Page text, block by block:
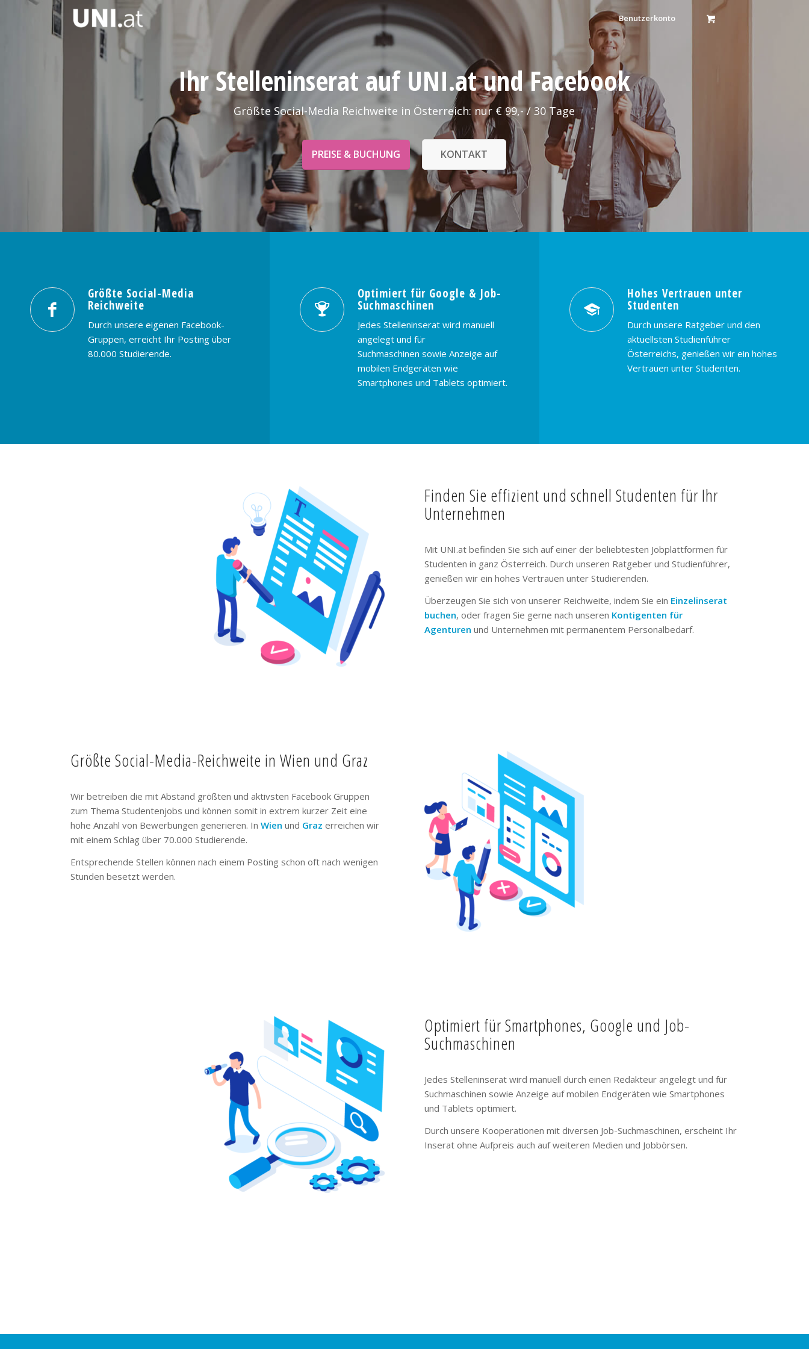
Benutzerkonto
Ihr Stelleninserat auf UNI.at und Facebook
Größte Social-Media Reichweite in Österreich: nur € 99,- / 30 Tage
PREISE & BUCHUNG KONTAKT
Größte Social-Media
Reichweite
Durch unsere eigenen Facebook-
Gruppen, erreicht Ihr Posting über
80.000 Studierende.
Optimiert für Google & Job-
Suchmaschinen
Jedes Stelleninserat wird manuell
angelegt und für
Suchmaschinen sowie Anzeige auf
mobilen Endgeräten wie
Smartphones und Tablets optimiert.
Hohes Vertrauen unter
Studenten
Durch unsere Ratgeber und den
aktuellsten Studienführer
Österreichs, genießen wir ein hohes
Vertrauen unter Studenten.
Finden Sie effizient und schnell Studenten für Ihr
Unternehmen
Mit UNI.at befinden Sie sich auf einer der beliebtesten Jobplattformen für
Studenten in ganz Österreich. Durch unseren Ratgeber und Studienführer,
genießen wir ein hohes Vertrauen unter Studierenden.
Überzeugen Sie sich von unserer Reichweite, indem Sie ein Einzelinserat
buchen, oder fragen Sie gerne nach unseren Kontigenten für
Agenturen und Unternehmen mit permanentem Personalbedarf.
Größte Social-Media-Reichweite in Wien und Graz
Wir betreiben die mit Abstand größten und aktivsten Facebook Gruppen
zum Thema Studentenjobs und können somit in extrem kurzer Zeit eine
hohe Anzahl von Bewerbungen generieren. InWien und Graz erreichen wir
mit einem Schlag über 70.000 Studierende.
Entsprechende Stellen können nach einem Posting schon oft nach wenigen
Stunden besetzt werden.
Optimiert für Smartphones, Google und Job-
Suchmaschinen
Jedes Stelleninserat wird manuell durch einen Redakteur angelegt und für
Suchmaschinen sowie Anzeige auf mobilen Endgeräten wie Smartphones
und Tablets optimiert.
Durch unsere Kooperationen mit diversen Job-Suchmaschinen, erscheint Ihr
Inserat ohne Aufpreis auch auf weiteren Medien und Jobbörsen.